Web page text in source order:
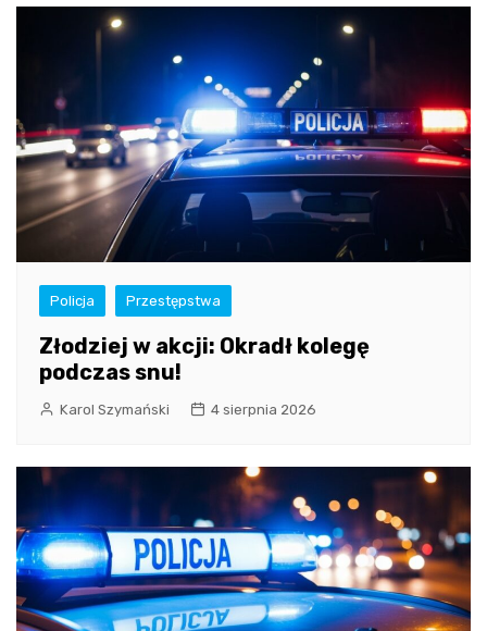
Policja Przestępstwa
Złodziej w akcji: Okradł kolegę
podczas snu!
Karol Szymański 4 sierpnia 2026